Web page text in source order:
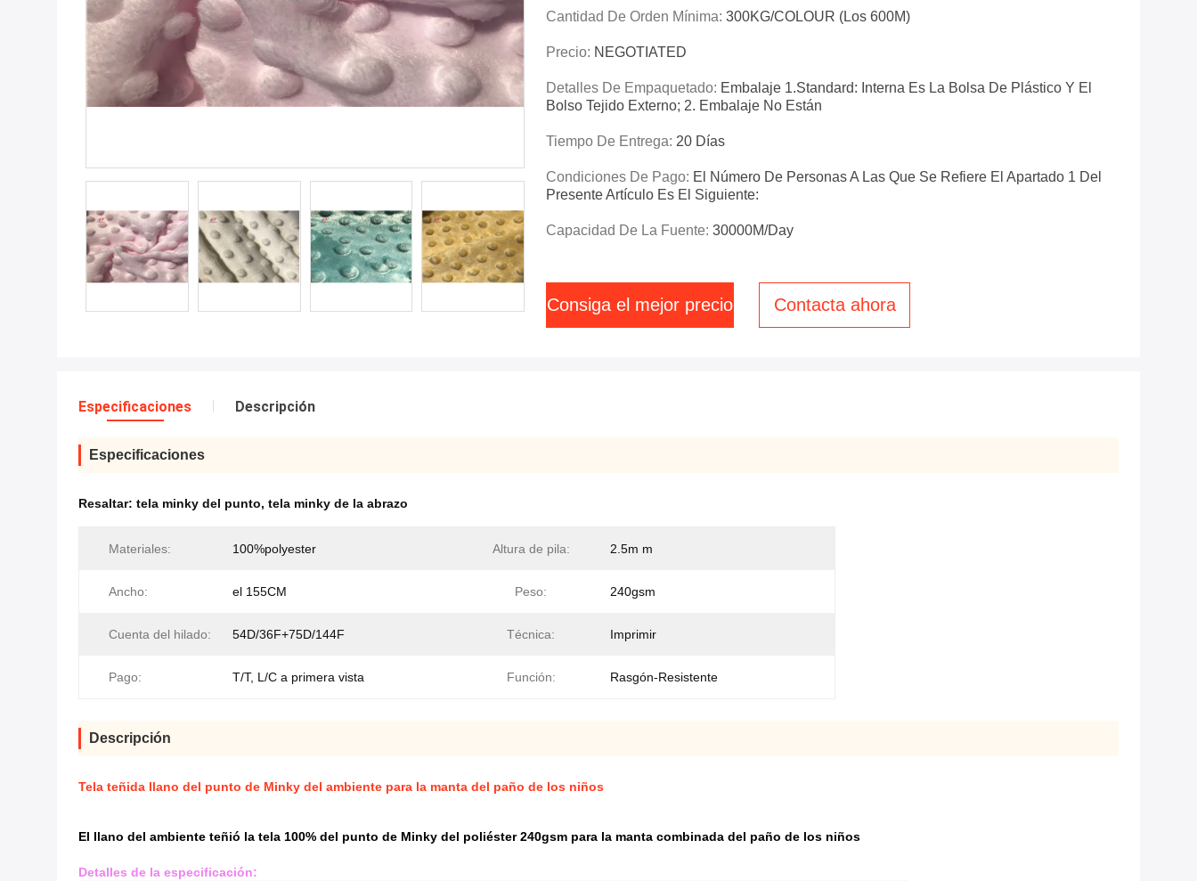
Cantidad De Orden Mínima: 300KG/COLOUR (los 600M)
Precio: NEGOTIATED
Detalles De Empaquetado: Embalaje 1.Standard: Interna Es La Bolsa De Plástico Y El
Bolso Tejido Externo; 2. Embalaje No Están
Tiempo De Entrega: 20 Días
Condiciones De Pago: El Número De Personas A Las Que Se Refiere El Apartado 1 Del
Presente Artículo Es El Siguiente:
Capacidad De La Fuente: 30000M/day
Consiga el mejor precio Contacta ahora
Especificaciones Descripción
Especificaciones
Resaltar: tela minky del punto, tela minky de la abrazo
Materiales: 100%polyester Altura de pila: 2.5m m
Ancho: el 155CM Peso: 240gsm
Cuenta del hilado: 54D/36F+75D/144F Técnica: Imprimir
Pago: T/T, L/C a primera vista Función: Rasgón-Resistente
Descripción
Tela teñida llano del punto de Minky del ambiente para la manta del paño de los niños
El llano del ambiente teñió la tela 100% del punto de Minky del poliéster 240gsm para la manta combinada del paño de los niños
Detalles de la especificación: